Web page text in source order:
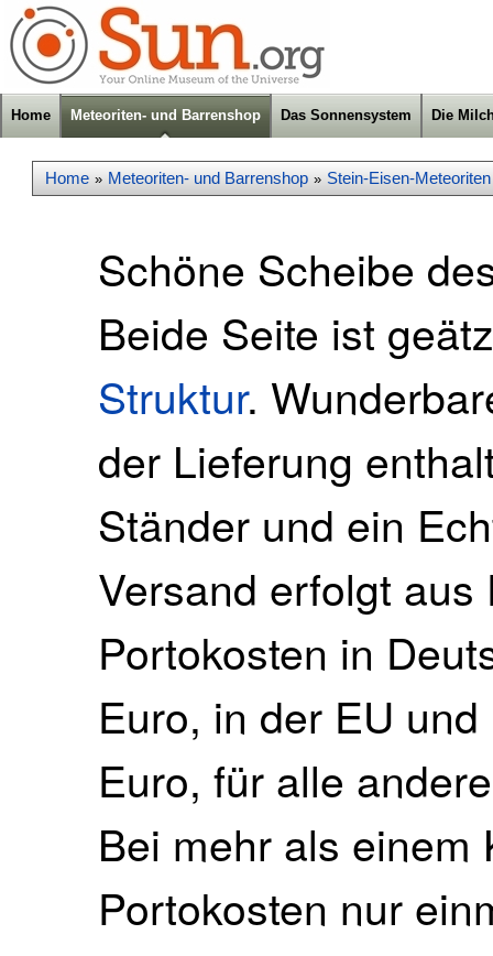
Home Meteoriten- und Barrenshop Das Sonnensystem Die
Home » Meteoriten- und Barrenshop » Stein-Eisen-Meteoriten
Schöne Scheibe
Beide Seite ist
Struktur.
der Lieferung
Ständer und ein
Versand erfolgt
Portokosten in
Euro, in der EU
Euro, für alle
Bei mehr als einem
Portokosten nur